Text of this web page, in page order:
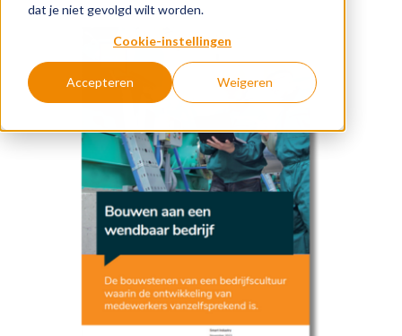
dat je niet gevolgd wilt worden.
Cookie-instellingen
Accepteren Weigeren